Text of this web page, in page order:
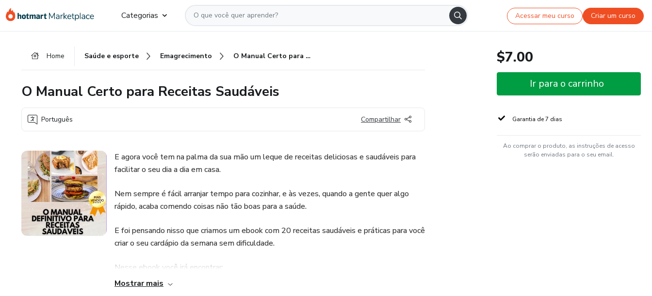
para
para
para
Categorias Acessar meu curso Criar um curso
Home Saúde e esporte Emagrecimento O Manual Certo para Receitas Saudáveis
O Manual Certo para Receitas Saudáveis
Português Compartilhar
E agora você tem na palma da sua mão um leque de receitas deliciosas e saudáveis para
facilitar o seu dia a dia em casa.
Nem sempre é fácil arranjar tempo para cozinhar, e às vezes, quando a gente quer algo
rápido, acaba comendo coisas não tão boas para a saúde.
E foi pensando nisso que criamos um ebook com 20 receitas saudáveis e práticas para você
criar o seu cardápio da semana sem dificuldade.
Nesse ebook você irá encontrar:
Mostrar mais
$7.00
Ir para o carrinho
Garantia de 7 dias
Ao comprar o produto, as instruções de acesso
serão enviadas para o seu email.